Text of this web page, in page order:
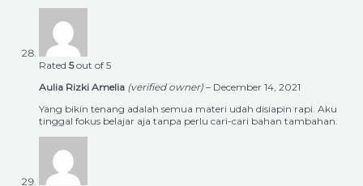
Rated 5out of 5
Aulia Rizki Amelia (verified owner) – December 14, 2021
Yang bikin tenang adalah semua materi udah disiapin rapi. Aku
tinggal fokus belajar aja tanpa perlu cari-cari bahan tambahan.